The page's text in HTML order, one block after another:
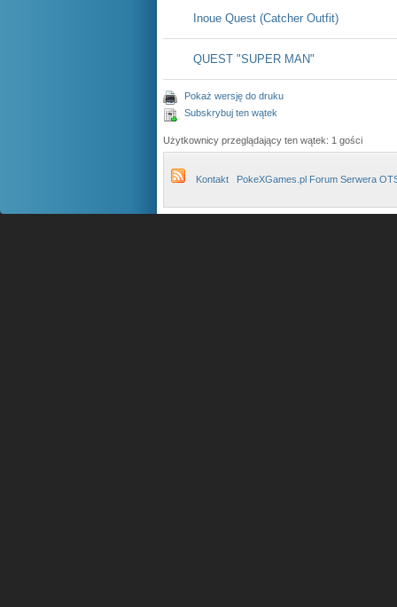
Inoue Quest (Catcher Outfit)
QUEST "SUPER MAN"
Pokaż wersję do druku
Subskrybuj ten wątek
Użytkownicy przeglądający ten wątek: 1 gości
Kontakt PokeXGames.pl Forum Serwera